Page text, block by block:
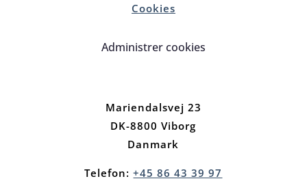
Cookies
Administrer cookies
Mariendalsvej 23
DK-8800 Viborg
Danmark
Telefon:+45 86 43 39 97